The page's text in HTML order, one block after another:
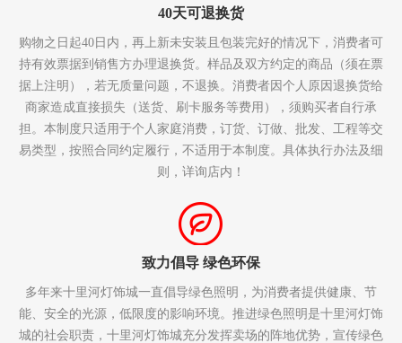
40天可退换货
购物之日起40日内，再上新未安装且包装完好的情况下，消费者可
持有效票据到销售方办理退换货。样品及双方约定的商品（须在票
据上注明），若无质量问题，不退换。消费者因个人原因退换货给
商家造成直接损失（送货、刷卡服务等费用），须购买者自行承
担。本制度只适用于个人家庭消费，订货、订做、批发、工程等交
易类型，按照合同约定履行，不适用于本制度。具体执行办法及细
则，详询店内！
致力倡导 绿色环保
多年来十里河灯饰城一直倡导绿色照明，为消费者提供健康、节
能、安全的光源，低限度的影响环境。推进绿色照明是十里河灯饰
城的社会职责，十里河灯饰城充分发挥卖场的阵地优势，宣传绿色